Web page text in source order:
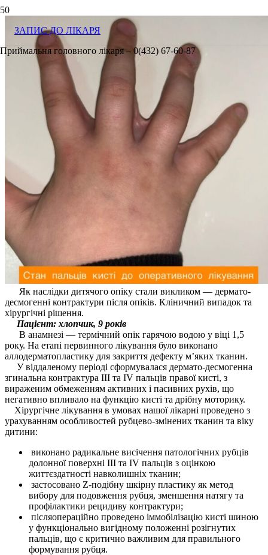
ЗАПИС ДО ЛІКАРЯ
Приймальня головного лікаря – 0(432) 67-60-87
Як наслідки дитячого опіку стали викликом — дермато-
десмогенні контрактури після опіків. Кліничний випадок та
хірургічні рішення.
Пацієнт: хлопчик, 9 років
В анамнезі — термічний опік гарячою водою у віці 1,5
року. На етапі первинного лікування було виконано
аллодерматопластику для закриття дефекту м’яких тканин.
У віддаленому періоді сформувалася дермато-десмогенна
згинальна контрактура ІІІ та IV пальців правої кисті, з
вираженим обмеженням активних і пасивних рухів, що
негативно впливало на функцію кисті та дрібну моторику.
Хірургічне лікування в умовах нашої лікарні проведено з
урахуванням особливостей рубцево-змінених тканин та віку
дитини:
виконано радикальне висічення патологічних рубців
долонної поверхні ІІІ та IV пальців з оцінкою
життєздатності навколишніх тканин;
застосовано Z-подібну шкірну пластику як метод
вибору для подовження рубця, зменшення натягу та
профілактики рецидиву контрактури;
післяопераційно проведено іммобілізацію кисті шиною
у функціонально вигідному положенні розігнутих
пальців, що є критично важливим для правильного
формування рубця.